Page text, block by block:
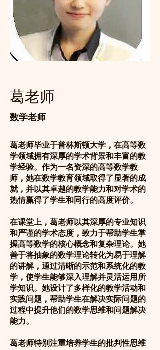
葛老师
数学老师
葛老师毕业于普林斯顿大学，在高等数
学领域拥有深厚的学术背景和丰富的教
学经验。作为一名资深的高等数学教
师，她在数学教育领域取得了显著的成
就，并以其卓越的教学能力和对学术的
热情赢得了学生和同行的高度评价。
在课堂上，葛老师以其深厚的专业知识
和严谨的学术态度，致力于帮助学生掌
握高等数学的核心概念和复杂理论。她
善于将抽象的数学理论转化为易于理解
的讲解，通过清晰的示范和系统化的教
学，使学生能够深入理解并灵活运用所
学知识。她设计了多样化的教学活动和
实践问题，帮助学生在解决实际问题的
过程中提升他们的数学思维和问题解决
能力。
葛老师特别注重培养学生的批判性思维